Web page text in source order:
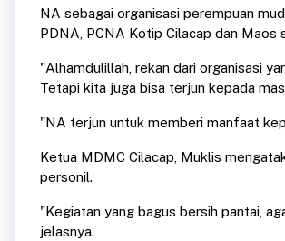
NA sebagai organisasi perempuan
PDNA, PCNA Kotip Cilacap dan Maos
"Alhamdulillah, rekan dari organisasi
Tetapi kita juga bisa terjun kepada
"NA terjun untuk memberi manfaat
Ketua MDMC Cilacap, Muklis
personil.
"Kegiatan yang bagus bersih pantai,
jelasnya.